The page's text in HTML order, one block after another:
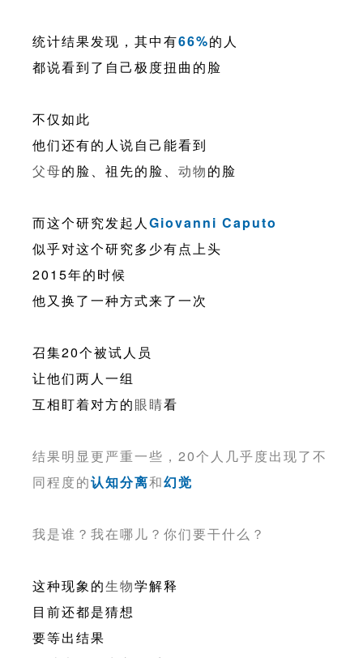
统计结果发现，其中有66%的人
都说看到了自己极度扭曲的脸
不仅如此
他们还有的人说自己能看到
父母的脸、祖先的脸、 动物的脸
而这个研究发起人Giovanni Caputo
似乎对这个研究多少有点上头
2015年的时候
他又换了一种方式来了一次
召集20个被试人员
让他们两人一组
互相盯着对方的眼睛看
结果明显更严重一些，20个人几乎度出现了不
同程度的认知分离和幻觉
我是谁？我在哪儿？你们要干什么？
这种现象的生物学解释
目前还都是猜想
要等出结果